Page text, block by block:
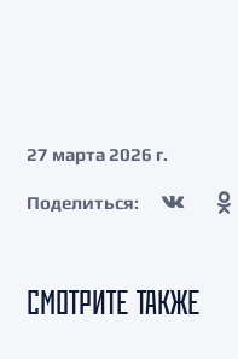
27 марта 2026 г.
Поделиться:
СМОТРИТЕ ТАКЖЕ